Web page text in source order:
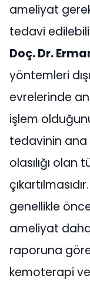
ameliyat
tedavi
Doç. Dr.
yöntemleri
evrelerinde
işlem
tedavinin ana
olasılığı olan
genellikle
ameliyat
raporuna
kemoterapi